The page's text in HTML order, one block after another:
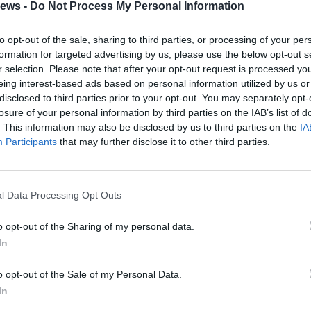
- Do Not Process My Personal Information
opt-out of the sale, sharing to third parties, or processing of your
for targeted advertising by us, please use the below opt-out
selection. Please note that after your opt-out request is processed
interest-based ads based on personal information utilized by us
to third parties prior to your opt-out. You may separately
of your personal information by third parties on the IAB’s list of
This information may also be disclosed by us to third parties on the
Participants that may further disclose it to other third parties.
Data Processing Opt Outs
opt-out of the Sharing of my personal data.
opt-out of the Sale of my Personal Data.
il racconto diNoah,piccolo
il mondo, il racconto ripercorre
incoraggiando i ragazzi ad apprezzare le
i valori positivi dellosport
è dappertutto, basta solo cambiare il modo
nel libro “In capo al modo con una
un territorio a volte inospitale, ma
esattamente come la lettura, aiuti a
doti e abilità che risultano fondamentali
sottolinea l’assessore alla Cultura